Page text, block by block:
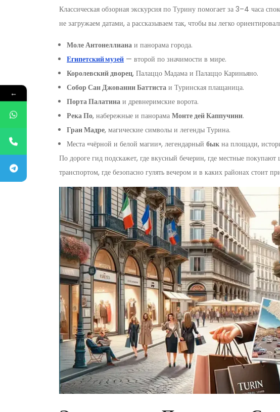
Классическая обзорная экскурсия по Турину помогает за 3–4 часа
не загружаем датами, а рассказываем так, чтобы вы легко
Моле Антонеллиана и панорама города.
Египетский музей — второй по значимости в мире.
Королевский дворец, Палаццо Мадама и Палаццо Кариньяно.
Собор Сан Джованни Баттиста и Туринская плащаница.
Порта Палатина и древнеримские ворота.
Река По, набережные и панорама Монте дей Каппучини.
Гран Мадре, магические символы и легенды Турина.
Места «чёрной и белой магии», легендарный бык на площади,
По дороге гид подскажет, где вкусный бечерин, где местные
транспортом, где безопасно гулять вечером и в каких районах стоит
←